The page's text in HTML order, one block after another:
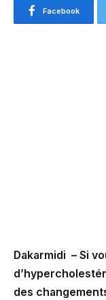
Facebook
Dakarmidi – Si
des